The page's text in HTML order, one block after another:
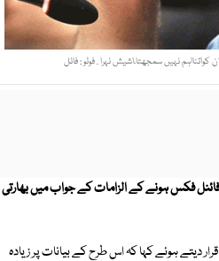
نہیں سمجھتا،اشیش نہرا . فوٹو : فائل
کپتان ارجنا رانا ٹنگا کی جانب سے سری لنکا اور بھارت کے درمیان ورلڈ کپ 2011 کا فائنل فکس ہونے کے الزامات کے جواب میں بھارتی
کن قرار دیتے ہوئے کہا کہ اس طرح کے بیانات پر زیادہ